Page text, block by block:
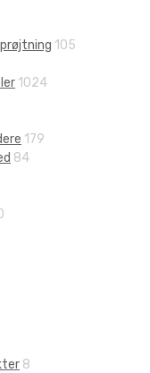
105
1024
179
84
8